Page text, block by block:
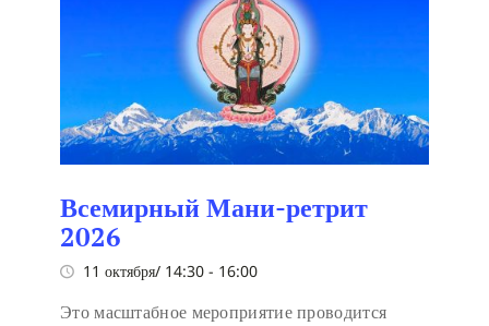
Всемирный Мани-ретрит
2026
11 октября/ 14:30 - 16:00
Это масштабное мероприятие проводится